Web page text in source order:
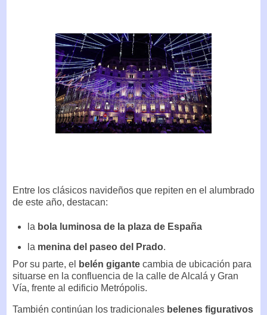
Entre los clásicos navideños que repiten en el alumbrado
de este año, destacan:
la bola luminosa de la plaza de España
la menina del paseo del Prado.
Por su parte, el
belén gigante cambia de ubicación para
situarse en la confluencia de la calle de Alcalá y Gran
Vía, frente al edificio Metrópolis.
También continúan los tradicionales belenes figurativos